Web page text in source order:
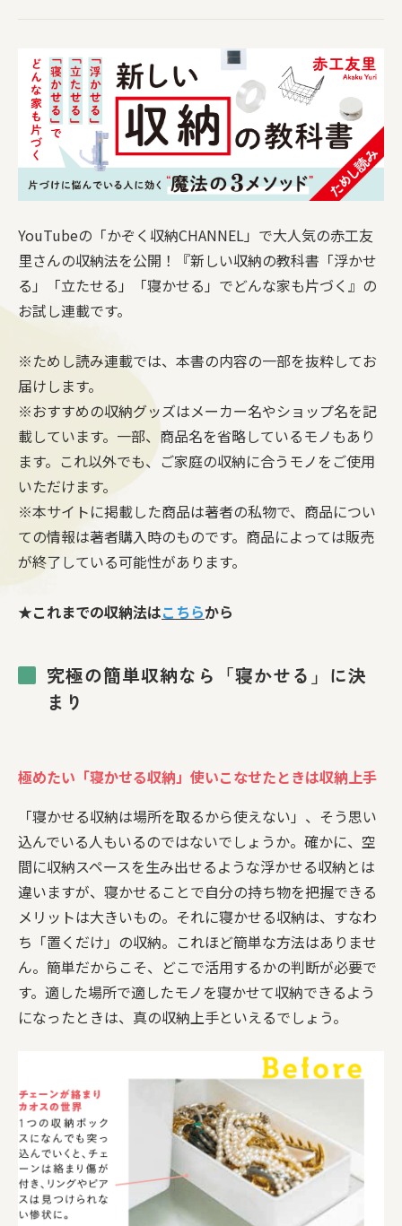
YouTubeの「かぞく収納CHANNEL」で大人気の赤工友
里さんの収納法を公開！『新しい収納の教科書「浮かせ
る」「立たせる」「寝かせる」でどんな家も片づく』の
お試し連載です。
※ためし読み連載では、本書の内容の一部を抜粋してお
届けします。
※おすすめの収納グッズはメーカー名やショップ名を記
載しています。一部、商品名を省略しているモノもあり
ます。これ以外でも、ご家庭の収納に合うモノをご使用
いただけます。
※本サイトに掲載した商品は著者の私物で、商品につい
ての情報は著者購入時のものです。商品によっては販売
が終了している可能性があります。
★これまでの収納法はこちらから
究極の簡単収納なら「寝かせる」に決
まり
極めたい「寝かせる収納」使いこなせたときは収納上手
「寝かせる収納は場所を取るから使えない」、そう思い
込んでいる人もいるのではないでしょうか。確かに、空
間に収納スペースを生み出せるような浮かせる収納とは
違いますが、寝かせることで自分の持ち物を把握できる
メリットは大きいもの。それに寝かせる収納は、すなわ
ち「置くだけ」の収納。これほど簡単な方法はありませ
ん。簡単だからこそ、どこで活用するかの判断が必要で
す。適した場所で適したモノを寝かせて収納できるよう
になったときは、真の収納上手といえるでしょう。